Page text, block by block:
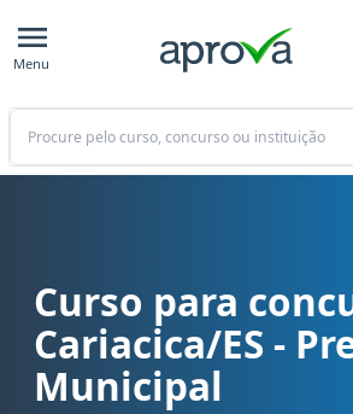
Menu
Buscar
Curso para concurso Cariacica/ES -
Curso para
Cariacica/ES -
Municipal